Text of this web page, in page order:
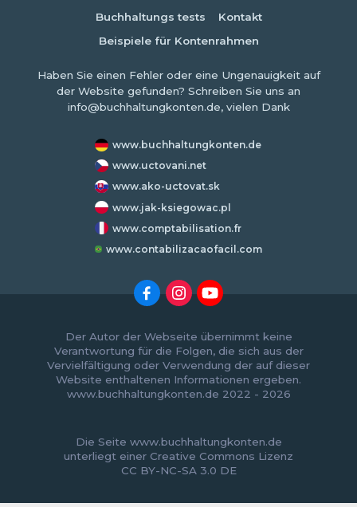
Buchhaltungs tests
Kontakt
Beispiele für Kontenrahmen
Haben Sie einen Fehler oder eine Ungenauigkeit auf
der Website gefunden? Schreiben Sie uns an
info@buchhaltungkonten.de, vielen Dank
www.buchhaltungkonten.de
www.uctovani.net
www.ako-uctovat.sk
www.jak-ksiegowac.pl
www.comptabilisation.fr
www.contabilizacaofacil.com
Der Autor der Webseite übernimmt keine
Verantwortung für die Folgen, die sich aus der
Vervielfältigung oder Verwendung der auf dieser
Website enthaltenen Informationen ergeben.
www.buchhaltungkonten.de 2022 - 2026
Die Seite www.buchhaltungkonten.de
unterliegt einer Creative Commons Lizenz
CC BY-NC-SA 3.0 DE